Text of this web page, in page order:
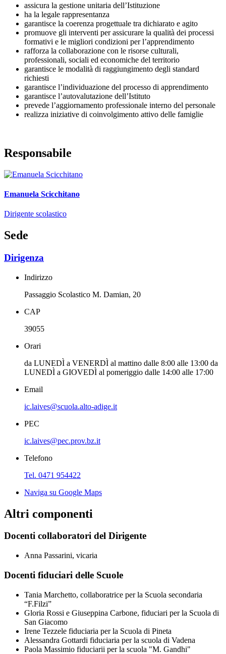
assicura la gestione unitaria dell’Istituzione
ha la legale rappresentanza
garantisce la coerenza progettuale tra dichiarato e agito
promuove gli interventi per assicurare la qualità dei processi
formativi e le migliori condizioni per l’apprendimento
rafforza la collaborazione con le risorse culturali,
professionali, sociali ed economiche del territorio
garantisce le modalità di raggiungimento degli standard
richiesti
garantisce l’individuazione del processo di apprendimento
garantisce l’autovalutazione dell’Istituto
prevede l’aggiornamento professionale interno del personale
realizza iniziative di coinvolgimento attivo delle famiglie
Responsabile
Emanuela Scicchitano
Dirigente scolastico
Sede
Dirigenza
Indirizzo
Passaggio Scolastico M. Damian, 20
CAP
39055
Orari
da LUNEDÌ a VENERDÌ al mattino dalle 8:00 alle 13:00 da
LUNEDÌ a GIOVEDÌ al pomeriggio dalle 14:00 alle 17:00
Email
ic.laives@scuola.alto-adige.it
PEC
ic.laives@pec.prov.bz.it
Telefono
Tel. 0471 954422
Naviga su Google Maps
Altri componenti
Docenti collaboratori del Dirigente
Anna Passarini, vicaria
Docenti fiduciari delle Scuole
Tania Marchetto, collaboratrice per la Scuola secondaria
“F.Filzi”
Gloria Rossi e Giuseppina Carbone, fiduciari per la Scuola di
San Giacomo
Irene Tezzele fiduciaria per la Scuola di Pineta
Alessandra Gottardi fiduciaria per la scuola di Vadena
Paola Massimio fiduciarii per la scuola "M. Gandhi"